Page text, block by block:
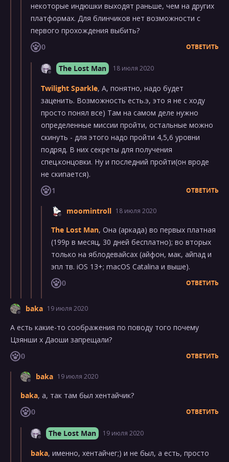
некоторые индюшки выходят раньше, чем на других
платформах. Для блинчиков нет возможности с
первого прохождения выбить?
0
ОТВЕТИТЬ
The Lost Man 18 июля 2020
Twilight Sparkle, А, понятно, надо будет
заценить. Возможность есть.э, это я не с ходу
просто понял все) Там на самом деле нужно
определенные миссии пройти, остальные можно
скинуть - для этого надо пройти 4,5,6 уровни
подряд. В них секреты для получения
спец.концовки. Ну и последний пройти(он вроде
не скипается).
1
ОТВЕТИТЬ
moomintroll 18 июля 2020
The Lost Man, Она (аркада) во первых платная
(199р в месяц, 30 дней бесплатно); во вторых
только на яблодевайсах (айфон, мак, айпад и
эпл тв. iOS 13+; macOS Catalina и выше).
0
ОТВЕТИТЬ
baka 19 июля 2020
А есть какие-то соображения по поводу того почему
Цзянши х Даоши запрещали?
0
ОТВЕТИТЬ
baka 19 июля 2020
baka, а, так там был хентайчик?
0
ОТВЕТИТЬ
The Lost Man 19 июля 2020
baka, именно, хентайчег;) и не был, а есть, просто